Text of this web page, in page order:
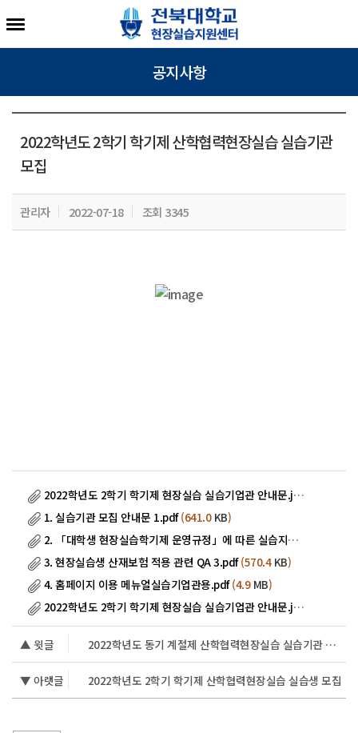
공지사항
2022학년도 2학기 학기제 산학협력현장실습 실습기관
모집
관리자 2022-07-18 조회 3345
2022학년도 2학기 학기제 현장실습 실습기업관 안내문.jpg
1. 실습기관 모집 안내문 1.pdf (641.0 KB)
2. 「대학생 현장실습학기제 운영규정」에 따른 실습지원비 회계처리 관련 안내.pdf
3. 현장실습생 산재보험 적용 관련 QA 3.pdf (570.4 KB)
4. 홈페이지 이용 메뉴얼실습기업관용.pdf (4.9 MB)
2022학년도 2학기 학기제 현장실습 실습기업관 안내문.jpg
▲ 윗글 2022학년도 동기 계절제 산학협력현장실습 실습기관 모집(~11.9.(수))
▼ 아랫글 2022학년도 2학기 학기제 산학협력현장실습 실습생 모집